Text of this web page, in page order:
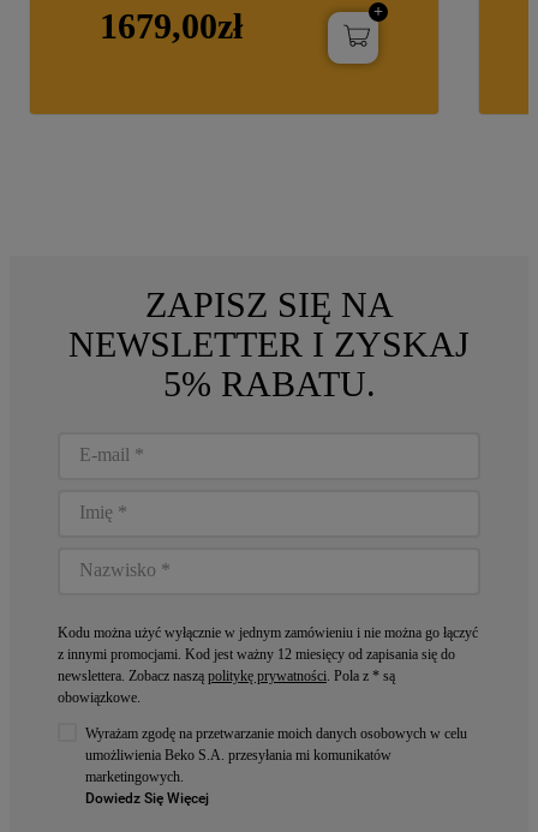
1679,00zł
ZAPISZ SIĘ NA
NEWSLETTER I ZYSKAJ
5% RABATU.
Kodu można użyć wyłącznie w jednym zamówieniu i nie można go łączyć
z innymi promocjami. Kod jest ważny 12 miesięcy od zapisania się do
newslettera. Zobacz naszą politykę prywatności. Pola z * są
obowiązkowe.
Wyrażam zgodę na przetwarzanie moich danych osobowych w celu
umożliwienia Beko S.A. przesyłania mi komunikatów
marketingowych.
Dowiedz Się Więcej